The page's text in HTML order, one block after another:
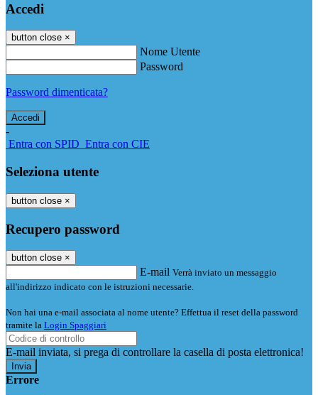
Accedi
button close ×
Nome Utente
Password
Password dimenticata?
-
Entra con SPID Entra con CIE
Seleziona utente
button close ×
Recupero password
button close ×
E-mail Verrà inviato un messaggio
all'indirizzo indicato con le istruzioni necessarie.
Non hai una e-mail associata al nome utente? Effettua il reset della password
tramite la Login Spaggiari
E-mail inviata, si prega di controllare la casella di posta elettronica!
Errore